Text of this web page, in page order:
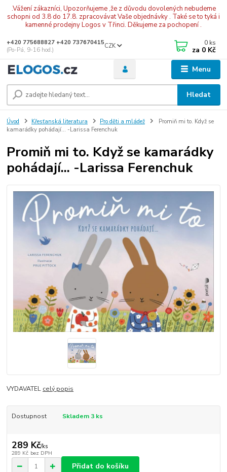
.Vážení zákazníci, Upozorňujeme ,že z důvodu dovolených nebudeme
schopni od 3.8 do 17.8. zpracovávat Vaše objednávky . Také se to tyká i
kamenné prodejny Logos v Třinci. Děkujeme za pochopení .
Menu
CZK
Hledat
+420 775688827 +420 737670415
(Po-Pá, 9-16 hod.)
0 ks
za 0 Kč
Úvod Křesťanská literatura Pro děti a mládež
Promiň mi to. Když se
kamarádky pohádají... -Larissa Ferenchuk
Promiň mi to. Když se kamarádky
pohádají... -Larissa Ferenchuk
VYDAVATEL celý popis
Dostupnost Skladem 3 ks
289 Kč/ks
289 Kč bez DPH
Přidat do košíku